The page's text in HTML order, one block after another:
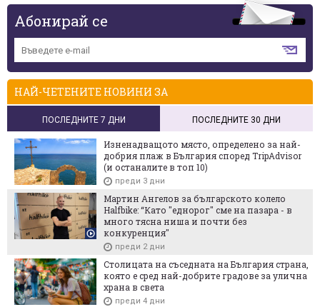
Абонирай се
НАЙ-ЧЕТЕНИТЕ НОВИНИ ЗА
ПОСЛЕДНИТЕ 7 ДНИ ПОСЛЕДНИТЕ 30 ДНИ
Изненадващото място, определено за най-
добрия плаж в България според TripAdvisor
(и останалите в топ 10)
преди 3 дни
Мартин Ангелов за българското колело
Halfbike: “Като "еднорог" сме на пазара - в
много тясна ниша и почти без
конкуренция"
преди 2 дни
Столицата на съседната на България страна,
която е сред най-добрите градове за улична
храна в света
преди 4 дни